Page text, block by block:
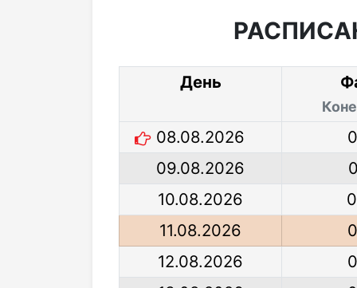
День
08.08.2026
09.08.2026
10.08.2026
11.08.2026
12.08.2026